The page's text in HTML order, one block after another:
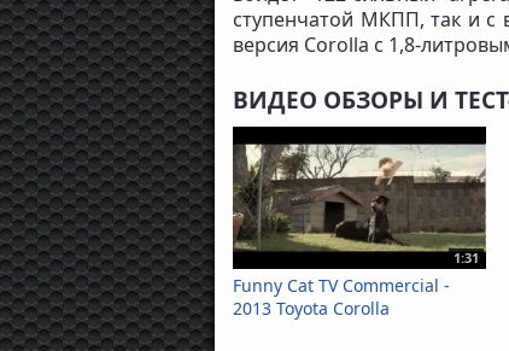
ступенчатой МКПП, так и с
версия Corolla с 1,8-
ВИДЕО ОБЗОРЫ И ТЕСТ-
1:31
Funny Cat TV Commercial -
2013 Toyota Corolla